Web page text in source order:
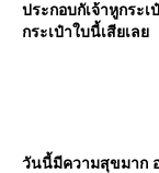
ประกอบกัเจ้าหูกระ
กระเป๋าใบนี้เสียเล
วันนี้มีความสุขมาก